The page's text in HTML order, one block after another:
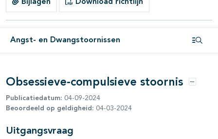
Bijlagen Download richtlijn
Angst- en Dwangstoornissen
open- en dichtklappen
open- en dichtklappen
Obsessieve-compulsieve stoornis Opties
Publicatiedatum: 04-09-2024
Beoordeeld op geldigheid: 04-03-2024
Uitgangsvraag